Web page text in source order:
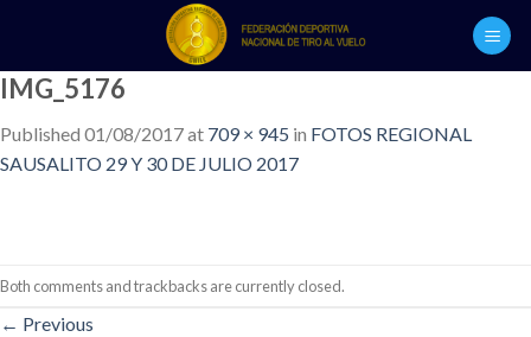
content
IMG_5176
Published 01/08/2017at 709 × 945 in FOTOS REGIONAL
SAUSALITO 29 Y 30 DE JULIO 2017
Both comments and trackbacks are currently closed.
← Previous